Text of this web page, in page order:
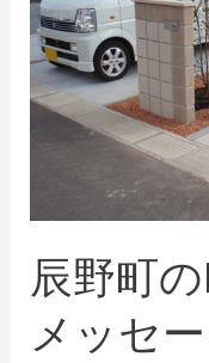
辰野町
メッセ
K
様
か
メ
セ